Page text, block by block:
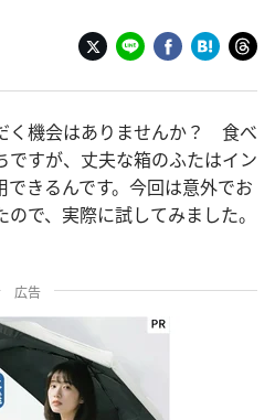
く機会はありませんか？ 食べ
すが、丈夫な箱のふたはイン
きるんです。今回は意外でお
で、実際に試してみました。
広告